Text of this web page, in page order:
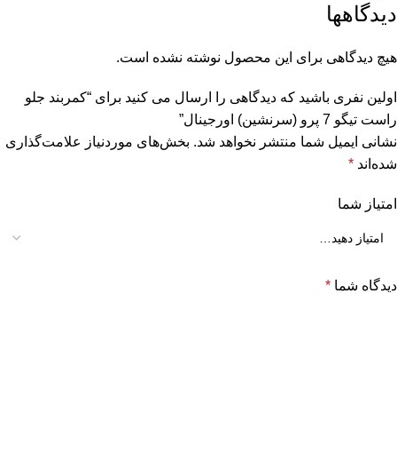
دیدگاهها
هیچ دیدگاهی برای این محصول نوشته نشده است.
اولین نفری باشید که دیدگاهی را ارسال می کنید برای “کمربند جلو
راست تیگو 7 پرو (سرنشین) اورجینال”
نشانی ایمیل شما منتشر نخواهد شد. بخش‌های موردنیاز علامت‌گذاری
شده‌اند *
امتیاز شما
دیدگاه شما *